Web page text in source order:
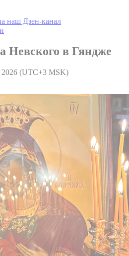
наш Дзен-канал
Невского в Гяндже
2026 (UTC+3 MSK)